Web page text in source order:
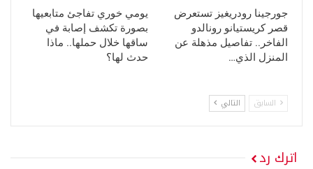
جورجينا رودريغيز تستعرض
قصر كريستيانو رونالدو
الفاخر.. تفاصيل مذهلة عن
المنزل الذي…
يومي خوري تفاجئ متابعيها
بصورة تكشف إصابة في
ساقها خلال حملها.. ماذا
حدث لها؟
السابق التالي
اترك رد